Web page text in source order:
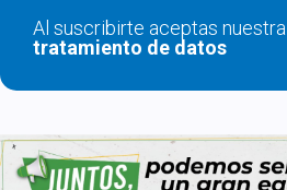
Al suscribirte aceptas nuestra
tratamiento de datos